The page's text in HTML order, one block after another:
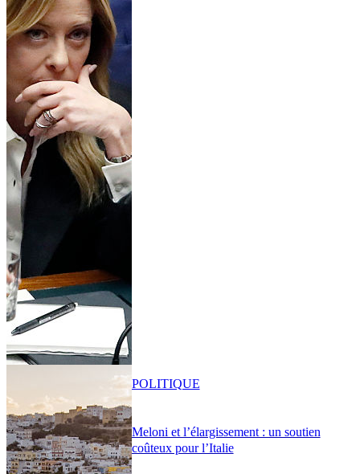
Meloni et l’élargissement : un soutien
coûteux pour l’Italie
POLITIQUE